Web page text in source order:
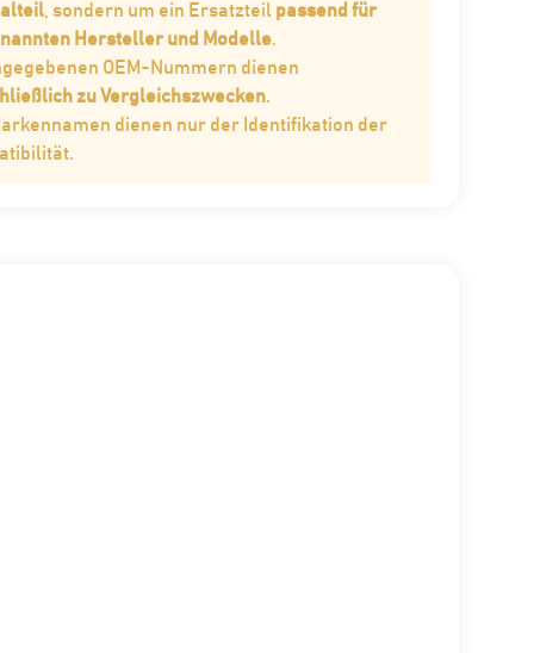
, sondern um ein Ersatzteil passend für
Hersteller und Modelle.
OEM-Nummern dienen
zu Vergleichszwecken.
dienen nur der Identifikation der